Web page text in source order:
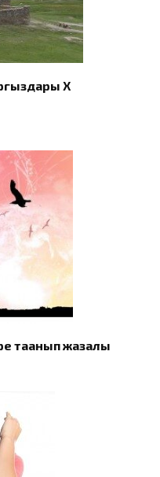
X
таанып жазалы